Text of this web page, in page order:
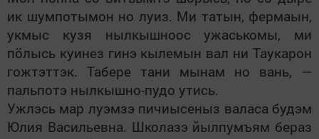
ик шумпотымон но луиз. Ми татын, фермаын,
укмыс кузя нылкышноос ужаськомы, ми
пӧлысь куинез гинэ кылемын вал ни Таукарон
гожтэттэк. Табере тани мынам но вань, —
пальпотэ нылкышно-пудо утись.
Ужлэсь мар луэмзэ пичиысеныз валаса будэм
Юлия Васильевна. Школазэ йылпумъям бераз